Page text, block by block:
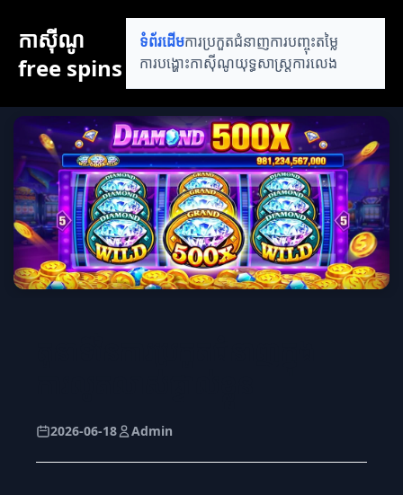
កាស៊ីណូ
free spins
ទំព័រដើមការប្រកួតជំនាញការបញ្ចុះតម្លៃ
ការបង្ហោះកាស៊ីណូយុទ្ធសាស្ត្រការលេង
2026-06-18 Admin